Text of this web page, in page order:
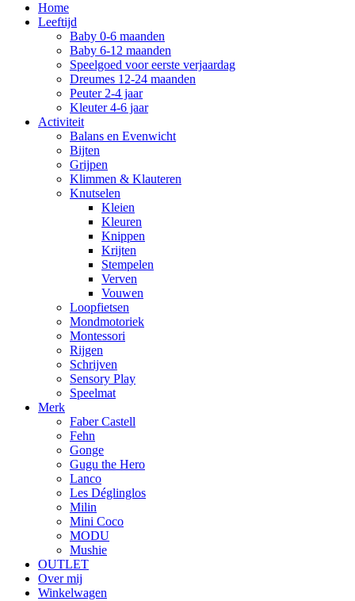
Home
Leeftijd
Baby 0-6 maanden
Baby 6-12 maanden
Speelgoed voor eerste verjaardag
Dreumes 12-24 maanden
Peuter 2-4 jaar
Kleuter 4-6 jaar
Activiteit
Balans en Evenwicht
Bijten
Grijpen
Klimmen & Klauteren
Knutselen
Kleien
Kleuren
Knippen
Krijten
Stempelen
Verven
Vouwen
Loopfietsen
Mondmotoriek
Montessori
Rijgen
Schrijven
Sensory Play
Speelmat
Merk
Faber Castell
Fehn
Gonge
Gugu the Hero
Lanco
Les Déglinglos
Milin
Mini Coco
MODU
Mushie
OUTLET
Over mij
Winkelwagen